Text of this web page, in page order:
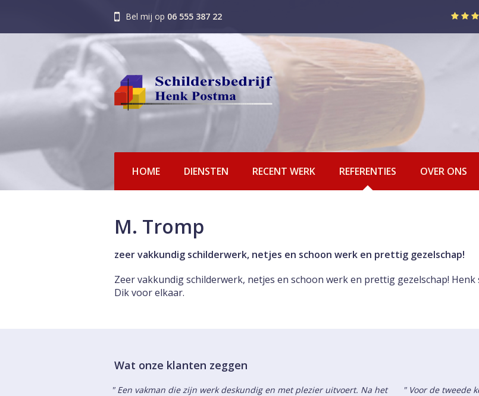
Bel mij op 06 555 387 22
HOME DIENSTEN RECENT WERK REFERENTIES OVER ONS
M. Tromp
zeer vakkundig schilderwerk, netjes en schoon werk en prettig gezelschap!
Zeer vakkundig schilderwerk, netjes en schoon werk en prettig gezelschap!
Dik voor elkaar.
Wat onze klanten zeggen
" Een vakman die zijn werk deskundig en met plezier uitvoert. Na het
" Voor de tweede